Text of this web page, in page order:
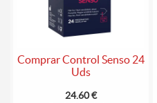
Comprar Control Senso 24
Uds
24.60 €